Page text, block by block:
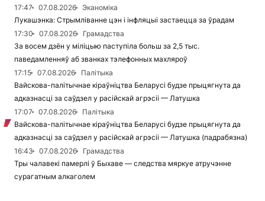
17:47
07.08.2026
Эканоміка
Лукашэнка: Стрымліванне цэн і інфляцыі застаецца за ўрадам
17:30
07.08.2026
Грамадства
За восем дзён у міліцыю паступіла больш за 2,5 тыс.
паведамленняў аб званках тэлефонных махляроў
17:15
07.08.2026
Палітыка
Вайскова-палітычнае кіраўніцтва Беларусі будзе прыцягнута да
адказнасці за саўдзел у расійскай агрэсіі — Латушка
17:07
07.08.2026
Палітыка
Вайскова-палітычнае кіраўніцтва Беларусі будзе прыцягнута да
адказнасці за саўдзел у расійскай агрэсіі — Латушка (падрабязна)
16:43
07.08.2026
Грамадства
Тры чалавекі памерлі ў Быхаве — следства мяркуе атручэнне
сурагатным алкаголем